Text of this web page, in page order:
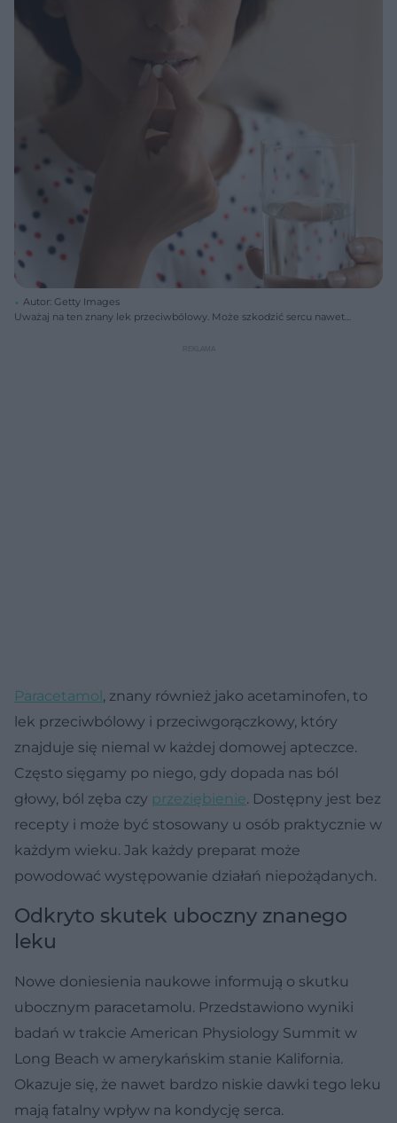
Autor: Getty Images
Uważaj na ten znany lek przeciwbólowy. Może szkodzić sercu nawet
Paracetamol, znany również jako acetaminofen, to
lek przeciwbólowy i przeciwgorączkowy, który
znajduje się niemal w każdej domowej apteczce.
Często sięgamy po niego, gdy dopada nas ból
głowy, ból zęba czy przeziębienie. Dostępny jest bez
recepty i może być stosowany u osób praktycznie w
każdym wieku. Jak każdy preparat może
powodować występowanie działań niepożądanych.
Odkryto skutek uboczny znanego
leku
Nowe doniesienia naukowe informują o skutku
ubocznym paracetamolu. Przedstawiono wyniki
badań w trakcie American Physiology Summit w
Long Beach w amerykańskim stanie Kalifornia.
Okazuje się, że nawet bardzo niskie dawki tego leku
mają fatalny wpływ na kondycję serca.